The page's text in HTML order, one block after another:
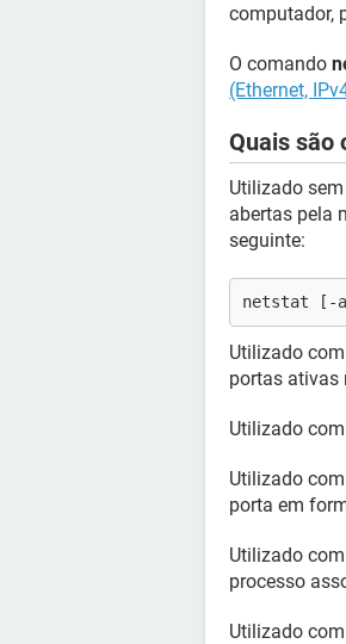
computador,
O comando
(Ethernet,
Quais são
Utilizado
abertas pela
seguinte:
netstat [-
Utilizado
portas ativas
Utilizado
Utilizado
porta em
Utilizado
processo
Utilizado